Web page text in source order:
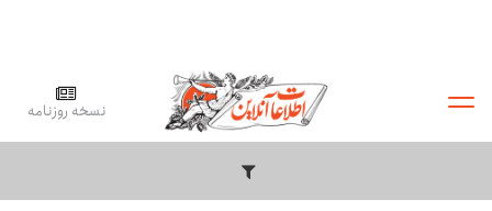
نسخه روزنامه